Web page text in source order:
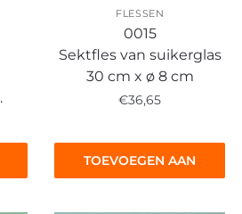
FLESSEN
0015
Sektfles van suikerglas
30 cm x ø 8 cm
€36,65
TOEVOEGEN AAN